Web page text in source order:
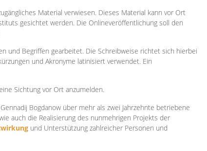
Material verwiesen. Dieses Material kann vor Ort
gesichtet werden. Die Onlineveröffentlichung soll den
und Begriffen gearbeitet. Die Schreibweise richtet sich hierbei
und Akronyme latinisiert verwendet. Ein
Sichtung vor Ort anzumelden.
Bogdanow über mehr als zwei Jahrzehnte betriebene
auch die Realisierung des nunmehrigen Projekts der
und Unterstützung zahlreicher Personen und